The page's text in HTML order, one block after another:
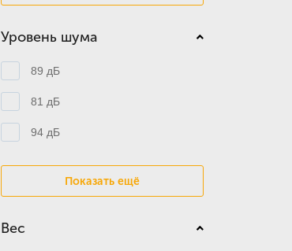
Уровень шума
89 дБ
81 дБ
94 дБ
Показать ещё
Вес